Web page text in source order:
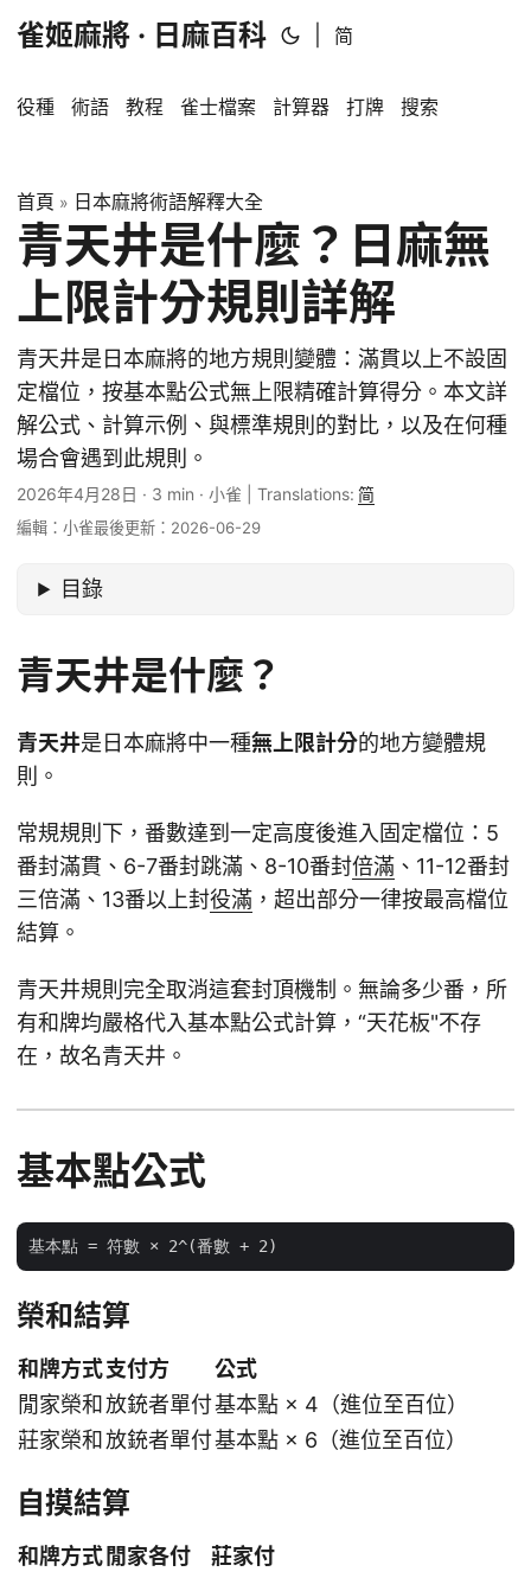
雀姬麻將 · 日麻百科 简
役種 術語 教程 雀士檔案 計算器 打牌 搜索
首頁 » 日本麻將術語解釋大全
青天井是什麼？日麻無
上限計分規則詳解
青天井是日本麻將的地方規則變體：滿貫以上不設固
定檔位，按基本點公式無上限精確計算得分。本文詳
解公式、計算示例、與標準規則的對比，以及在何種
場合會遇到此規則。
2026年4月28日 · 3 min · 小雀 Translations: 简
編輯：小雀最後更新：2026-06-29
目錄
青天井是什麼？
青天井是日本麻將中一種無上限計分的地方變體規
則。
常規規則下，番數達到一定高度後進入固定檔位：5
番封滿貫、6-7番封跳滿、8-10番封倍滿 、11-12番封
三倍滿、13番以上封役滿 ，超出部分一律按最高檔位
結算。
青天井規則完全取消這套封頂機制。無論多少番，所
有和牌均嚴格代入基本點公式計算，“天花板"不存
在，故名青天井。
基本點公式
榮和結算
和牌方式支付方
公式
閒家榮和 放銃者單付基本點 × 4（進位至百位）
莊家榮和 放銃者單付基本點 × 6（進位至百位）
自摸結算
和牌方式 閒家各付
莊家付